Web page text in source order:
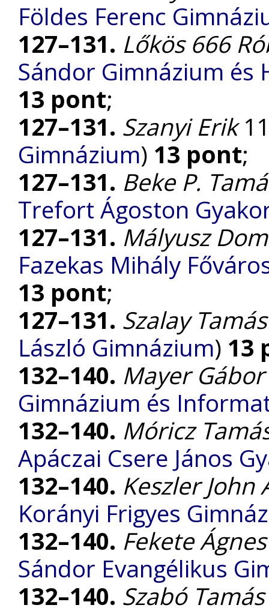
Földes Ferenc
127–131. Lőkös 666
Sándor Gimnázium és
13 pont;
127–131. Szanyi Erik
Gimnázium) 13 pont;
127–131. Beke P.
Trefort Ágoston
127–131. Mályusz
Fazekas Mihály
13 pont;
127–131. Szalay Tamás
László Gimnázium) 13
132–140. Mayer Gábor
Gimnázium és
132–140. Móricz
Apáczai Csere János
132–140. Keszler John
Korányi Frigyes
132–140. Fekete Ágnes
Sándor Evangélikus
132–140. Szabó